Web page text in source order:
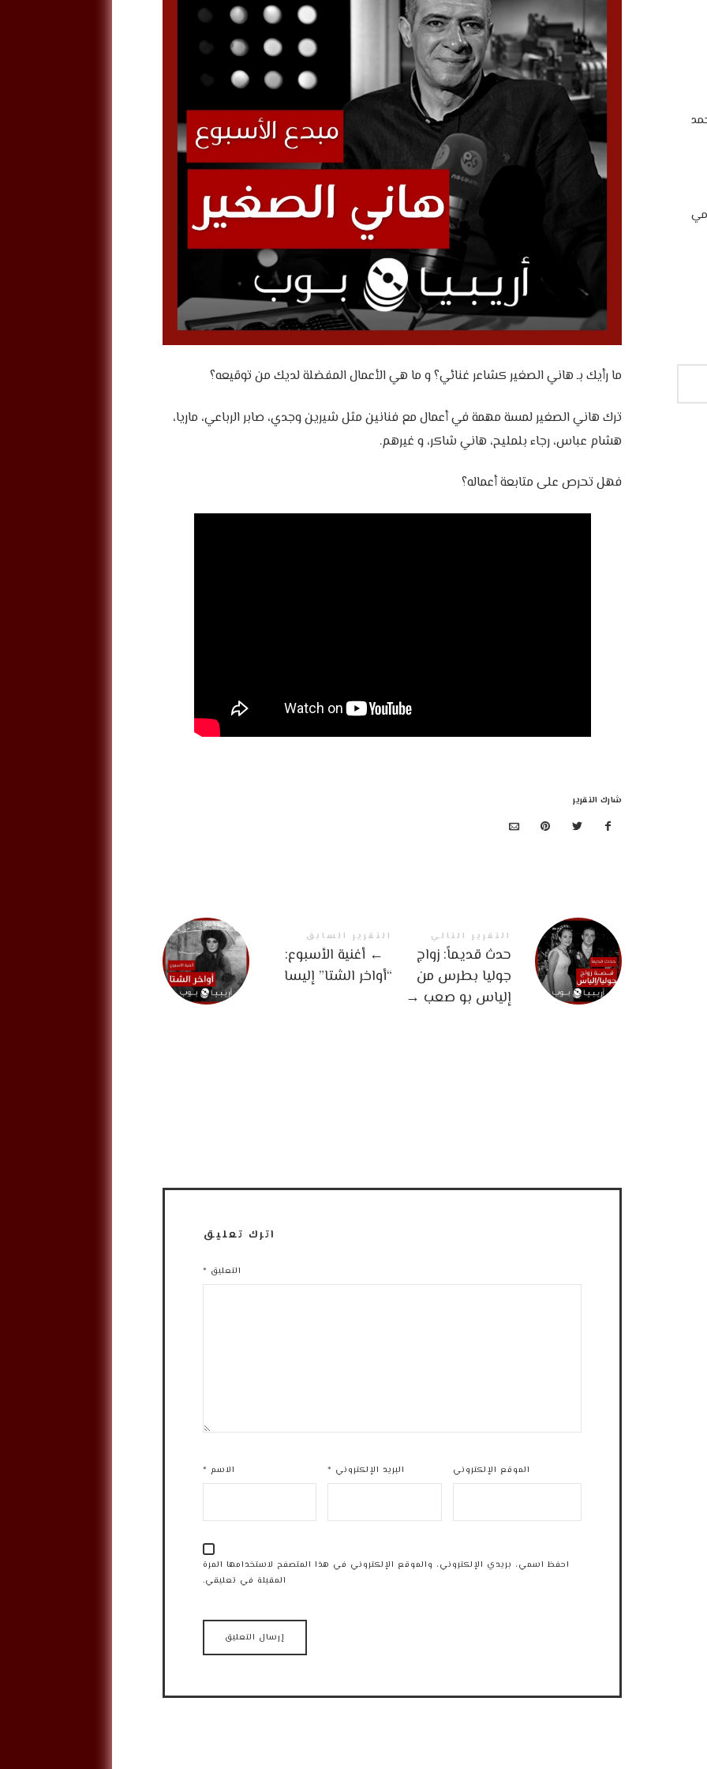
ما رأيك بـ هاني الصغير كشاعر غنائي؟ و ما هي الأعمال المفضلة لديك من توقيعه؟
ترك هاني الصغير لمسة مهمة في أعمال مع فنانين مثل شيرين وجدي، صابر الرباعي، ماريا،
هشام عباس، رجاء بلمليح، هاني شاكر، و غيرهم.
فهل تحرص على متابعة أعماله؟
شارك التقرير
التقرير السابق
← أغنية الأسبوع:
“أواخر الشتا” إليسا
التقرير التالي
حدث قديماً: زواج
جوليا بطرس من
إلياس بو صعب →
اترك تعليق
التعليق *
الاسم * البريد الإلكتروني * الموقع الإلكتروني
احفظ اسمي، بريدي الإلكتروني، والموقع الإلكتروني في هذا المتصفح لاستخدامها المرة
المقبلة في تعليقي.